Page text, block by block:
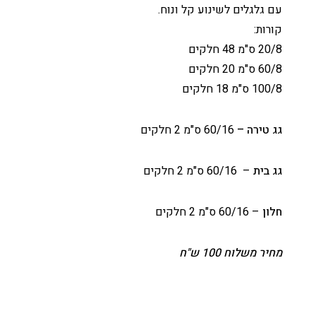
עם גלגלים לשינוע קל ונוח.
קורות:
20/8 ס"מ 48 חלקים
60/8 ס"מ 20 חלקים
100/8 ס"מ 18 חלקים
גג טירה –
גג בית – 60/16 ס"מ 2 חלקים
חלון – 60/16 ס"מ 2 חלקים
מחיר משלוח 100 ש"ח